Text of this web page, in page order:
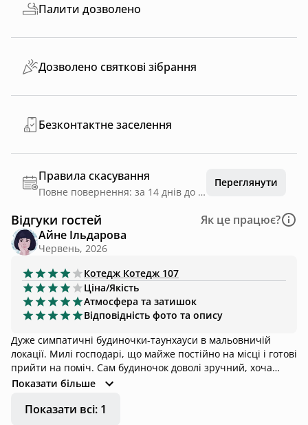
Палити дозволено
Дозволено святкові зібрання
Безконтактне заселення
Правила скасування
Повне повернення: за 14 днів до дати заїзду
Переглянути
Відгуки гостей
Як це працює?
Айне Ільдарова
Червень, 2026
Котедж Котедж 107
Ціна/Якість
Атмосфера та затишок
Відповідність фото та опису
Дуже симпатичні будиночки-таунхауси в мальовничій
локації. Милі господарі, що майже постійно на місці і готові
прийти на поміч. Сам будиночок доволі зручний, хоча
бракує всяких дрібничок на кшталт кухонного рушника,
Можливо, це через новизну комплексу, видно що все
Показати більше
Показати всі: 1